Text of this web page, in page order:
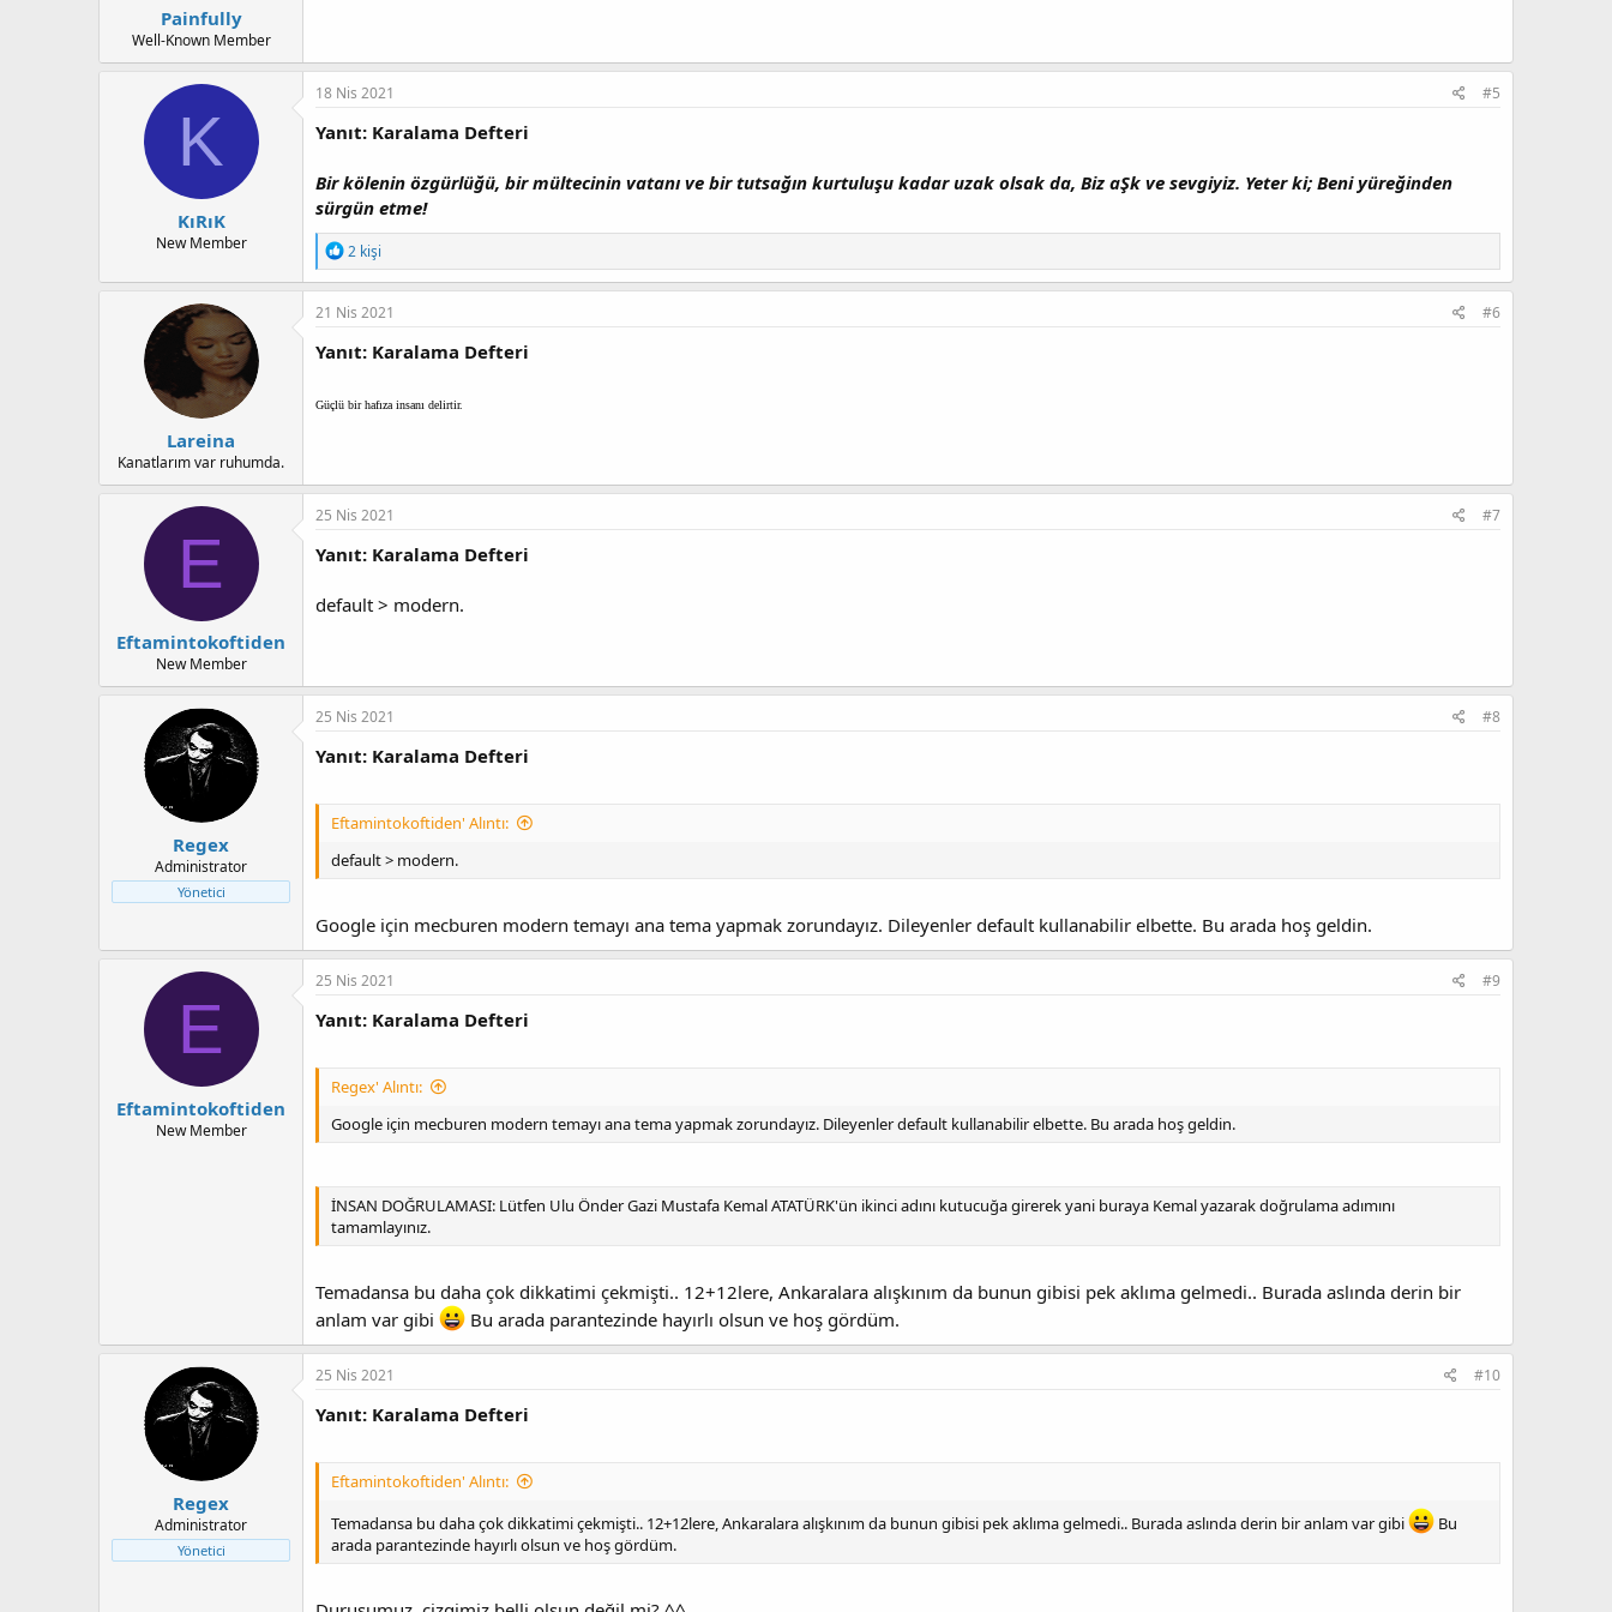
Painfully
Well-Known Member
K
KıRıK
New Member
18 Nis 2021 #5
Yanıt: Karalama Defteri
Bir kölenin özgürlüğü, bir mültecinin vatanı ve bir tutsağın kurtuluşu kadar uzak olsak da, Biz aŞk ve sevgiyiz. Yeter ki; Beni yüreğinden
sürgün etme!
T
e
p
k
l
e
:
2 kişi
Lareina
Kanatlarım var ruhumda.
21 Nis 2021 #6
Yanıt: Karalama Defteri
Güçlü bir hafıza insanı delirtir.
E
Eftamintokoftiden
New Member
25 Nis 2021 #7
Yanıt: Karalama Defteri
default > modern.
Regex
Administrator
Yönetici
25 Nis 2021 #8
Yanıt: Karalama Defteri
Eftamintokoftiden' Alıntı:
default > modern.
Google için mecburen modern temayı ana tema yapmak zorundayız. Dileyenler default kullanabilir elbette. Bu arada hoş geldin.
E
Eftamintokoftiden
New Member
25 Nis 2021 #9
Yanıt: Karalama Defteri
Regex' Alıntı:
Google için mecburen modern temayı ana tema yapmak zorundayız. Dileyenler default kullanabilir elbette. Bu arada hoş geldin.
İNSAN DOĞRULAMASI: Lütfen Ulu Önder Gazi Mustafa Kemal ATATÜRK'ün ikinci adını kutucuğa girerek yani buraya Kemal yazarak doğrulama adımını
tamamlayınız.
Temadansa bu daha çok dikkatimi çekmişti.. 12+12lere, Ankaralara alışkınım da bunun gibisi pek aklıma gelmedi.. Burada aslında derin bir
anlam var gibi
Bu arada parantezinde hayırlı olsun ve hoş gördüm.
Regex
Administrator
Yönetici
25 Nis 2021 #10
Yanıt: Karalama Defteri
Eftamintokoftiden' Alıntı:
Temadansa bu daha çok dikkatimi çekmişti.. 12+12lere, Ankaralara alışkınım da bunun gibisi pek aklıma gelmedi.. Burada aslında derin bir anlam var gibi
Bu
arada parantezinde hayırlı olsun ve hoş gördüm.